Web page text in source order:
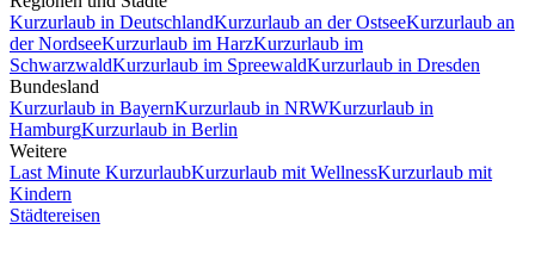
Kurzurlaub in DeutschlandKurzurlaub an der OstseeKurzurlaub an
der NordseeKurzurlaub im HarzKurzurlaub im
SchwarzwaldKurzurlaub im SpreewaldKurzurlaub in Dresden
Bundesland
Kurzurlaub in BayernKurzurlaub in NRWKurzurlaub in
HamburgKurzurlaub in Berlin
Weitere
Last Minute KurzurlaubKurzurlaub mit WellnessKurzurlaub mit
Kindern
Städtereisen